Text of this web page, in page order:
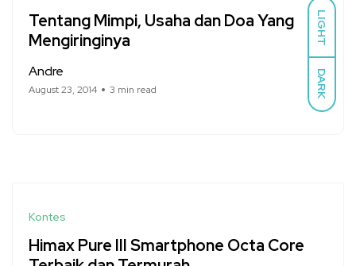
LIGHT
DARK
Tentang Mimpi, Usaha dan Doa Yang
Mengiringinya
Andre
August 23, 2014 3 min read
Kontes
Himax Pure III Smartphone Octa Core